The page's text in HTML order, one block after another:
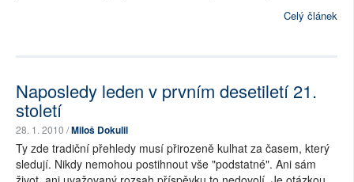
Celý článek
Naposledy leden v prvním desetiletí 21.
století
28. 1. 2010 /Miloš Dokulil
Ty zde tradiční přehledy musí přirozeně kulhat za časem, který
sledují. Nikdy nemohou postihnout vše "podstatné". Ani sám